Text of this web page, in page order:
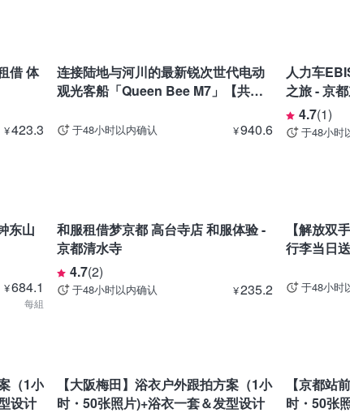
借 体
¥423.3
连接陆地与河川的最新锐次世代电动
观光客船「Queen Bee M7」【共乘
于48小时以内确认 ¥940.6
人力车
之旅 - 京
4.7(1)
于48小时
东山
¥684.1
每組
和服租借梦京都 高台寺店 和服体验 -
京都清水寺
4.7(2)
于48小时以内确认 ¥235.2
【解放双
行李当日
于48小时
（1小
设计
【大阪梅田】浴衣户外跟拍方案（1小
时・50张照片)+浴衣一套＆发型设计
【京都站
时・50张